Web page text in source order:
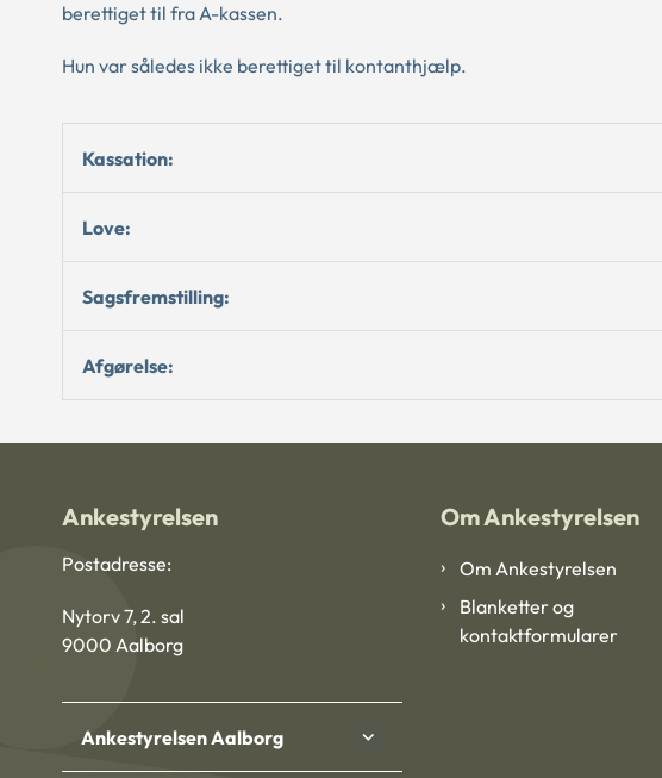
berettiget til fra A-kassen.
Hun var således ikke berettiget til kontanthjælp.
Kassation:
Love:
Sagsfremstilling:
Afgørelse:
Ankestyrelsen
Postadresse:
Nytorv 7, 2. sal
9000 Aalborg
Ankestyrelsen Aalborg
Om Ankestyrelsen
Om Ankestyrelsen
Blanketter og
kontaktformularer